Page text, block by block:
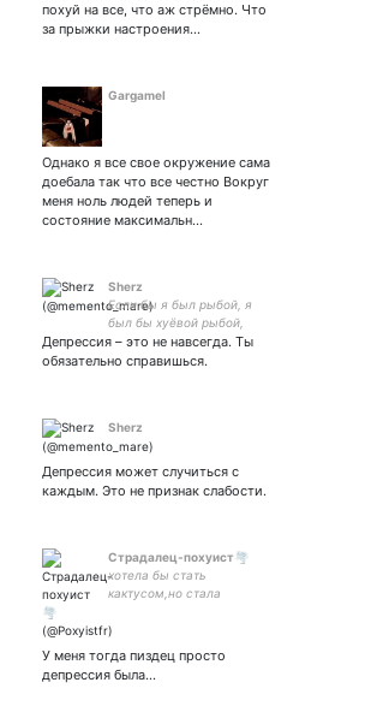
похуй на все, что аж стрёмно. Что
за прыжки настроения…
Gargamel
Однако я все свое окружение сама
доебала так что все честно Вокруг
меня ноль людей теперь и
состояние максимальн…
Sherz
Если бы я был рыбой, я
был бы хуёвой рыбой,
плавал бы как попало, всё
время бы, блядь, тонул
Депрессия – это не навсегда. Ты
обязательно справишься.
Sherz
Депрессия может случиться с
каждым. Это не признак слабости.
Страдалец-похуист🌪
хотела бы стать
кактусом,но стала
ною о своих причудах🤯 и
🌈не взаимная🌈
У меня тогда пиздец просто
депрессия была...